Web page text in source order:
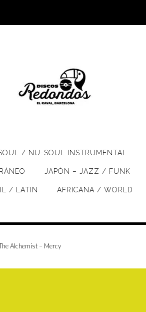
/ NU-SOUL INSTRUMENTAL
JAPÓN – JAZZ / FUNK
/ LATIN AFRICANA / WORLD
Alchemist – Mercy